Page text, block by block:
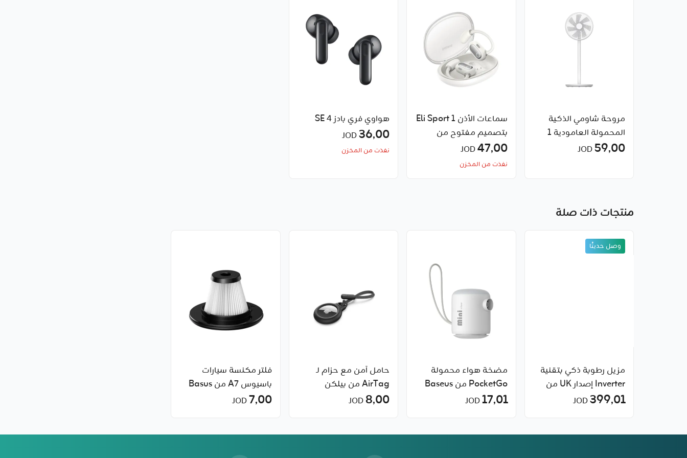
مروحة شاومي الذكية
المحمولة العامودية 1
سي
59٫00
سماعات الأذن Eli Sport 1
بتصميم مفتوح من
Baseus
47٫00JOD
نفذت من المخزن
هواوي فري بادز SE 4
36٫00JOD
نفذت من المخزن
منتجات ذات صلة
وصل حديثًا
مزيل رطوبة ذكي بتقنية
Inverter إصدار UK من
شاومي
399٫01
مضخة هواء محمولة
PocketGo من Baseus
17٫01JOD
حامل آمن مع حزام لـ
AirTag من بيلكن
8٫00
فلتر مكنسة سيارات
باسيوس A7 من Basus
7٫00JOD